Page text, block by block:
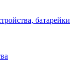
батарейки